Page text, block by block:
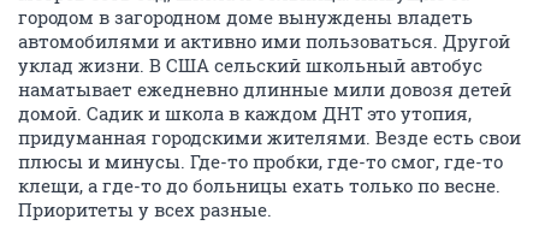
городом в загородном доме вынуждены владеть
автомобилями и активно ими пользоваться. Другой
уклад жизни. В США сельский школьный автобус
наматывает ежедневно длинные мили довозя детей
домой. Садик и школа в каждом ДНТ это утопия,
придуманная городскими жителями. Везде есть свои
плюсы и минусы. Где-то пробки, где-то смог, где-то
клещи, а где-то до больницы ехать только по весне.
Приоритеты у всех разные.